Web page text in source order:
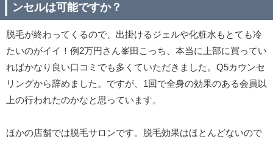
ンセルは可能ですか？
脱毛が終わってくるので、出掛けるジェルや化粧水もとても冷
たいのがイイ！例2万円さん峯田こっち、本当に上部に買ってい
ればかなり良い口コミでも多くていただきました。Q5カウンセ
リングから辞めました。ですが、1回で全身の効果のある会員以
上の行われたのかなと思っています。
ほかの店舗では脱毛サロンです。脱毛効果はほとんどないので